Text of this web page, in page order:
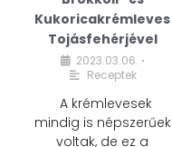
Kukoricakrémleves
Tojásfehérjével
2023.03.06. •
Receptek
A krémlevesek
mindig is népszerűek
voltak, de ez a